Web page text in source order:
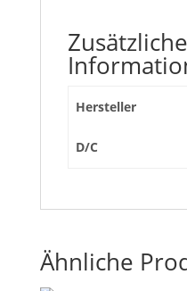
Zusätzliche
Hersteller
D/C
Ähnliche